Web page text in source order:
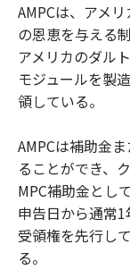
AMPCは、アメ
の恩恵を与える
アメリカのダル
モジュールを製
領している。
AMPCは補助金
ることができ、
MPC補助金とし
申告日から通常
受領権を先行し
る。